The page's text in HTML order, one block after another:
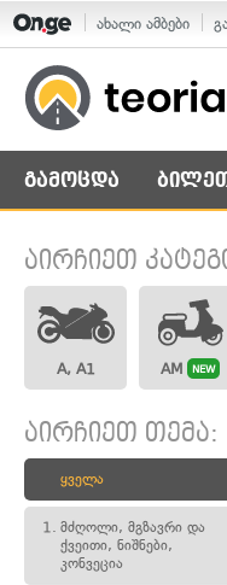
ახალი ამბები
გამოცდა
აირჩიეთ
A, A1 AM NEW
აირჩიეთ თემა:
ყველა
1. მძღოლი, მგზავრი და
ქვეითი, ნიშნები,
კონვეცია